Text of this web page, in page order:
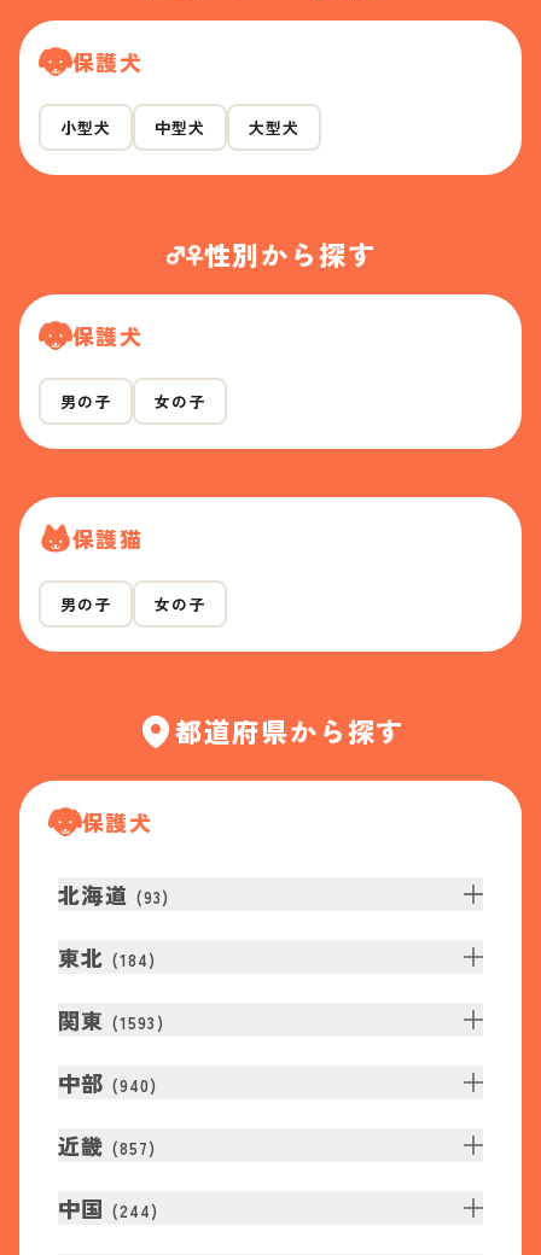
保護犬
小型犬 中型犬 大型犬
性別から探す
保護犬
男の子 女の子
保護猫
男の子 女の子
都道府県から探す
保護犬
北海道 (93)
東北 (184)
関東 (1593 )
中部 (940)
近畿 (857)
中国 (244)